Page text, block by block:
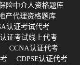
险中介人资格题库
产代理资格题库
认证考试代考
证考试线上代考
CCNA认证代考
CDPSE认证代考